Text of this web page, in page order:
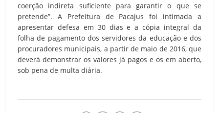
coerção indireta suficiente para garantir o que se
pretende”. A Prefeitura de Pacajus foi intimada a
apresentar defesa em 30 dias e a cópia integral da
folha de pagamento dos servidores da educação e dos
procuradores municipais, a partir de maio de 2016, que
deverá demonstrar os valores já pagos e os em aberto,
sob pena de multa diária.